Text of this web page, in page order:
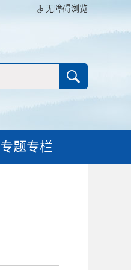
无障碍浏览
专题专栏